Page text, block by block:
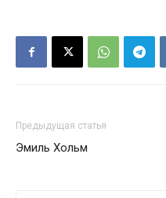
Предыдущая статья
Эмиль Хольм